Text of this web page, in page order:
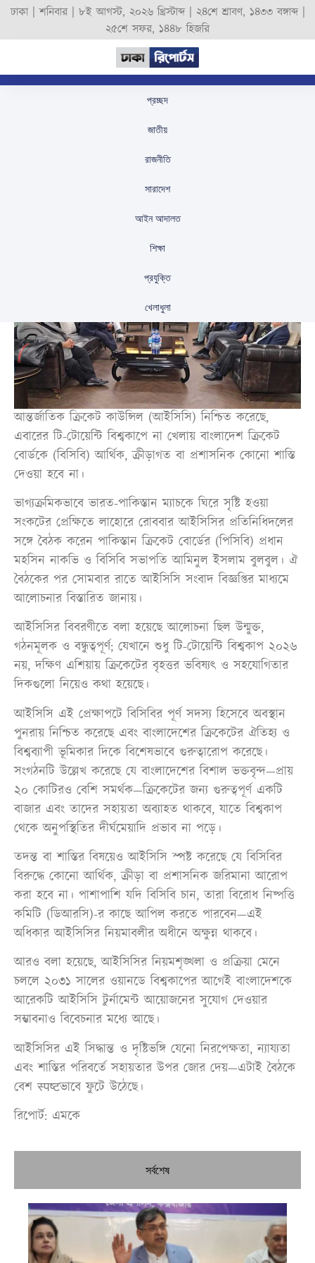
ঢাকা |শনিবার| ৮ই আগস্ট, ২০২৬ খ্রিস্টাব্দ| ২৪শে শ্রাবণ, ১৪৩৩ বঙ্গাব্দ|
২৫শে সফর, ১৪৪৮ হিজরি
প্রচ্ছদ
জাতীয়
রাজনীতি
সারাদেশ
আইন আদালত
শিক্ষা
প্রযুক্তি
খেলাধুলা
আইসিসি নিশ্চিত: টি-টোয়েন্টি
বিশ্বকাপে না খেলায়
বিসিবিকে কোনো জরিমানা বা
নিষেধাজ্ঞা নেই
February 9, 2026
আন্তর্জাতিক ক্রিকেট কাউন্সিল (আইসিসি) নিশ্চিত করেছে,
এবারের টি-টোয়েন্টি বিশ্বকাপে না খেলায় বাংলাদেশ ক্রিকেট
বোর্ডকে (বিসিবি) আর্থিক, ক্রীড়াগত বা প্রশাসনিক কোনো শাস্তি
দেওয়া হবে না।
ভাগ্যক্রমিকভাবে ভারত-পাকিস্তান ম্যাচকে ঘিরে সৃষ্টি হওয়া
সংকটের প্রেক্ষিতে লাহোরে রোববার আইসিসির প্রতিনিধিদলের
সঙ্গে বৈঠক করেন পাকিস্তান ক্রিকেট বোর্ডের (পিসিবি) প্রধান
মহসিন নাকভি ও বিসিবি সভাপতি আমিনুল ইসলাম বুলবুল। ঐ
বৈঠকের পর সোমবার রাতে আইসিসি সংবাদ বিজ্ঞপ্তির মাধ্যমে
আলোচনার বিস্তারিত জানায়।
আইসিসির বিবরণীতে বলা হয়েছে আলোচনা ছিল উন্মুক্ত,
গঠনমূলক ও বন্ধুত্বপূর্ণ; যেখানে শুধু টি-টোয়েন্টি বিশ্বকাপ ২০২৬
নয়, দক্ষিণ এশিয়ায় ক্রিকেটের বৃহত্তর ভবিষ্যৎ ও সহযোগিতার
দিকগুলো নিয়েও কথা হয়েছে।
আইসিসি এই প্রেক্ষাপটে বিসিবির পূর্ণ সদস্য হিসেবে অবস্থান
পুনরায় নিশ্চিত করেছে এবং বাংলাদেশের ক্রিকেটের ঐতিহ্য ও
বিশ্বব্যাপী ভূমিকার দিকে বিশেষভাবে গুরুত্বারোপ করেছে।
সংগঠনটি উল্লেখ করেছে যে বাংলাদেশের বিশাল ভক্তবৃন্দ—প্রায়
২০ কোটিরও বেশি সমর্থক—ক্রিকেটের জন্য গুরুত্বপূর্ণ একটি
বাজার এবং তাদের সহায়তা অব্যাহত থাকবে, যাতে বিশ্বকাপ
থেকে অনুপস্থিতির দীর্ঘমেয়াদি প্রভাব না পড়ে।
তদন্ত বা শাস্তির বিষয়েও আইসিসি স্পষ্ট করেছে যে বিসিবির
বিরুদ্ধে কোনো আর্থিক, ক্রীড়া বা প্রশাসনিক জরিমানা আরোপ
করা হবে না। পাশাপাশি যদি বিসিবি চান, তারা বিরোধ নিষ্পত্তি
কমিটি (ডিআরসি)-র কাছে আপিল করতে পারবেন—এই
অধিকার আইসিসির নিয়মাবলীর অধীনে অক্ষুন্ন থাকবে।
আরও বলা হয়েছে, আইসিসির নিয়মশৃঙ্খলা ও প্রক্রিয়া মেনে
চললে ২০৩১ সালের ওয়ানডে বিশ্বকাপের আগেই বাংলাদেশকে
আরেকটি আইসিসি টুর্নামেন্ট আয়োজনের সুযোগ দেওয়ার
সম্ভাবনাও বিবেচনার মধ্যে আছে।
আইসিসির এই সিদ্ধান্ত ও দৃষ্টিভঙ্গি যেনো নিরপেক্ষতা, ন্যায্যতা
এবং শাস্তির পরিবর্তে সহায়তার উপর জোর দেয়—এটাই বৈঠকে
বেশ स्पष्टভাবে ফুটে উঠেছে।
রিপোর্ট: এমকে
সর্বশেষ